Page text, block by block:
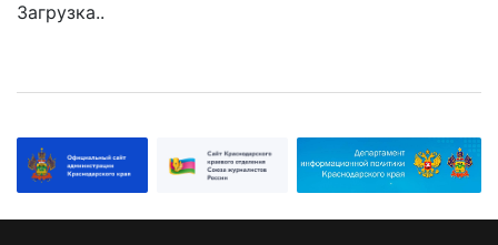
Загрузка..